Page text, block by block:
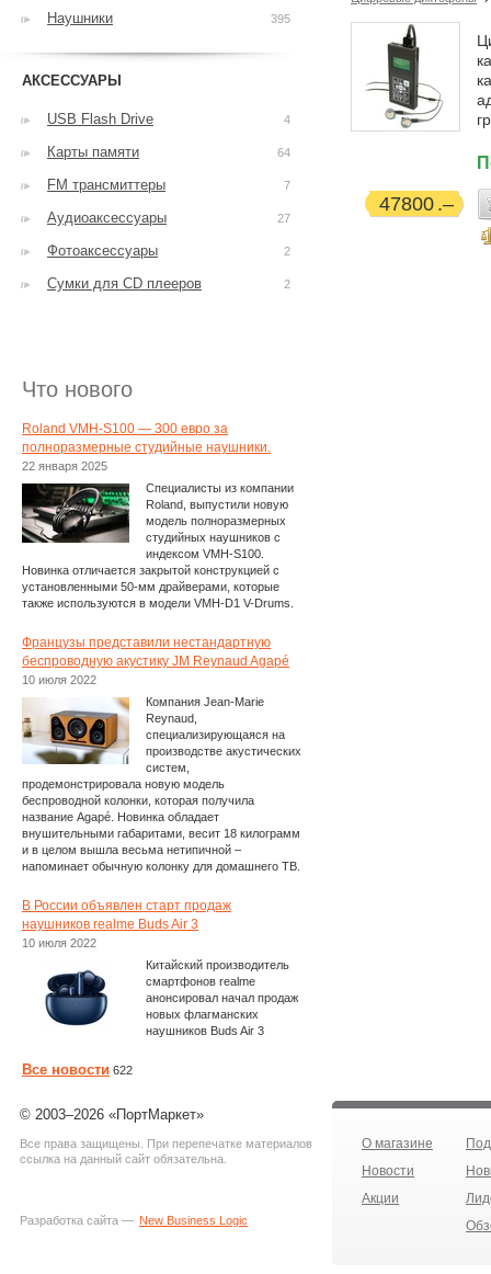
47800
Наушники 395
АКСЕССУАРЫ
USB Flash Drive 4
Карты памяти 64
FM трансмиттеры 7
Аудиоаксессуары 27
Фотоаксессуары 2
Сумки для CD плееров 2
Что нового
Roland VMH-S100 — 300 евро за
полноразмерные студийные наушники.
22 января 2025
Специалисты из компании
Roland, выпустили новую
модель полноразмерных
студийных наушников с
индексом VMH-S100.
Новинка отличается закрытой конструкцией с
установленными 50-мм драйверами, которые
также используются в модели VMH-D1 V-Drums.
Французы представили нестандартную
беспроводную акустику JM Reynaud Agapé
10 июля 2022
Компания Jean-Marie
Reynaud,
специализирующаяся на
производстве акустических
систем,
продемонстрировала новую модель
беспроводной колонки, которая получила
название Agapé. Новинка обладает
внушительными габаритами, весит 18 килограмм
и в целом вышла весьма нетипичной –
напоминает обычную колонку для домашнего ТВ.
В России объявлен старт продаж
наушников realme Buds Air 3
10 июля 2022
Китайский производитель
смартфонов realme
анонсировал начал продаж
новых флагманских
наушников Buds Air 3
Все новости 622
© 2003–2026 «ПортМаркет»
Все права защищены. При перепечатке материалов
ссылка на данный сайт обязательна.
Разработка сайта — New Business Logic
О магазине
Новости
Акции